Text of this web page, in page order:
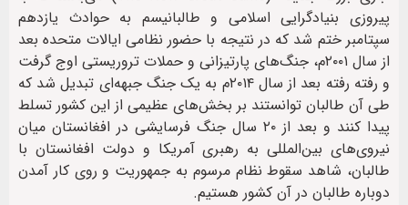
پیروزی بنیادگرایی اسلامی و طالبانیسم به حوادث یازدهم
سپتامبر ختم شد که در نتیجه با حضور نظامی ایالات متحده بعد
از سال ۲۰۰۱م، جنگ‌های پارتیزانی و حملات تروریستی اوج گرفت
و رفته رفته بعد از سال ۲۰۱۴م به یک جنگ جبهه‌ای تبدیل شد که
طی آن طالبان توانستند بر بخش‌های عظیمی از این کشور تسلط
پیدا کنند و بعد از ۲۰ سال جنگ فرسایشی در افغانستان میان
نیروی‌های بین‌المللی به رهبری آمریکا و دولت افغانستان با
طالبان، شاهد سقوط نظام مرسوم به جمهوریت و روی کار آمدن
دوباره طالبان در آن کشور هستیم.